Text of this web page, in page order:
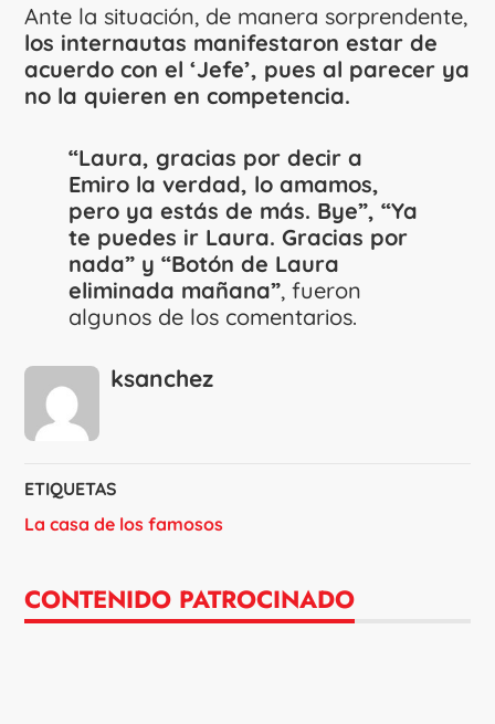
Ante la situación, de manera sorprendente,
los internautas manifestaron estar de
acuerdo con el ‘Jefe’, pues al parecer ya
no la quieren en competencia.
“Laura, gracias por decir a
Emiro la verdad, lo amamos,
pero ya estás de más. Bye”, “Ya
te puedes ir Laura. Gracias por
nada” y “Botón de Laura
eliminada mañana”, fueron
algunos de los comentarios.
ksanchez
ETIQUETAS
La casa de los famosos
CONTENIDO PATROCINADO